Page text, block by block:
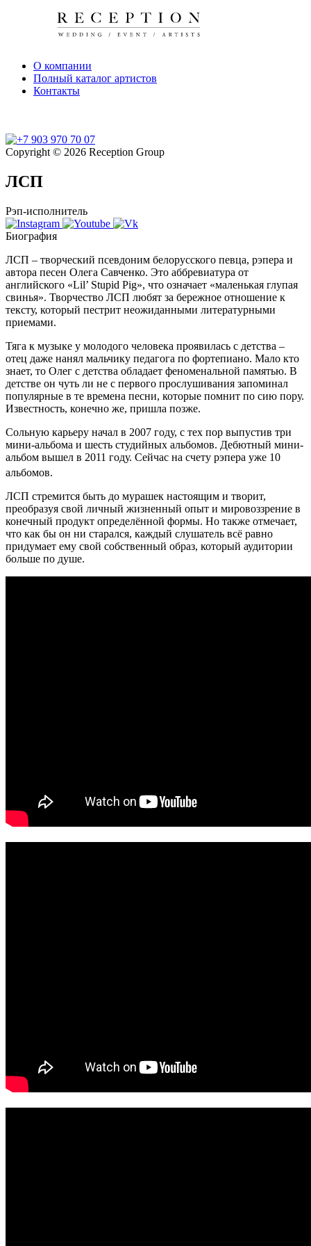
О компании
Полный каталог артистов
Контакты
Copyright © 2026 Reception Group
ЛСП
Рэп-исполнитель
Биография
ЛСП – творческий псевдоним белорусского певца, рэпера и
автора песен Олега Савченко. Это аббревиатура от
английского «Lil’ Stupid Pig», что означает «маленькая глупая
свинья». Творчество ЛСП любят за бережное отношение к
тексту, который пестрит неожиданными литературными
приемами.
Тяга к музыке у молодого человека проявилась с детства –
отец даже нанял мальчику педагога по фортепиано. Мало кто
знает, то Олег с детства обладает феноменальной памятью. В
детстве он чуть ли не с первого прослушивания запоминал
популярные в те времена песни, которые помнит по сию пору.
Известность, конечно же, пришла позже.
Сольную карьеру начал в 2007 году, с тех пор выпустив три
мини-альбома и шесть студийных альбомов. Дебютный мини-
альбом вышел в 2011 году. Сейчас на счету рэпера уже 10
альбомов.
ЛСП стремится быть до мурашек настоящим и творит,
преобразуя свой личный жизненный опыт и мировоззрение в
конечный продукт определённой формы. Но также отмечает,
что как бы он ни старался, каждый слушатель всё равно
придумает ему свой собственный образ, который аудитории
больше по душе.